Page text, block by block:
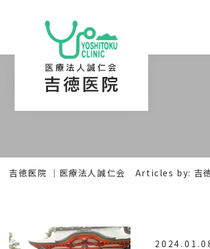
吉徳医院 ｜医療法人誠仁会 Articles by: 吉